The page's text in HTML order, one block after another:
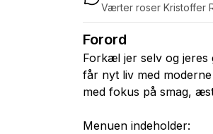
Værter roser Kristoffer
Forord
Forkæl jer selv og jeres
får nyt liv med
med fokus på smag,
Menuen indeholder: